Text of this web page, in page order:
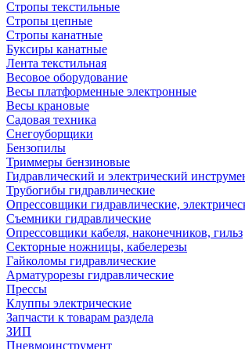
Стропы текстильные
Стропы цепные
Стропы канатные
Буксиры канатные
Лента текстильная
Весовое оборудование
Весы платформенные электронные
Весы крановые
Садовая техника
Снегоуборщики
Бензопилы
Триммеры бензиновые
Гидравлический и электрический
Трубогибы гидравлические
Опрессовщики гидравлические,
Съемники гидравлические
Опрессовщики кабеля, наконечников, гильз
Секторные ножницы, кабелерезы
Гайколомы гидравлические
Арматурорезы гидравлические
Прессы
Клуппы электрические
Запчасти к товарам раздела
ЗИП
Пневмоинструмент